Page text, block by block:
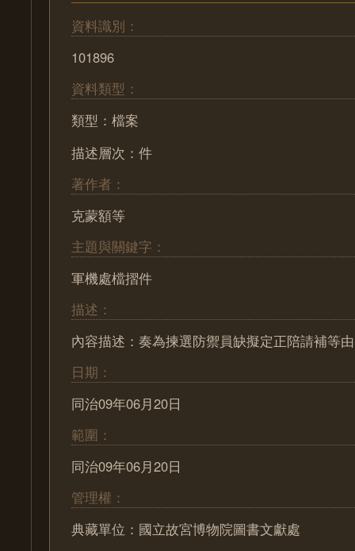
資料識別：
101896
資料類型：
類型：檔案
描述層次：件
著作者：
克蒙額等
主題與關鍵字：
軍機處檔摺件
描述：
內容描述：奏為揀選防禦員缺擬定正陪請補等
日期：
同治09年06月20日
範圍：
同治09年06月20日
管理權：
典藏單位：國立故宮博物院圖書文獻處